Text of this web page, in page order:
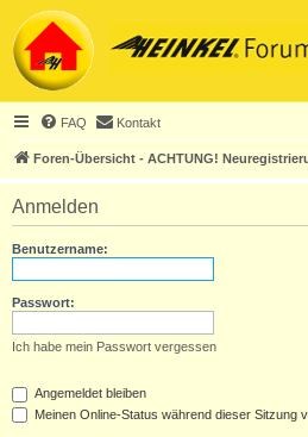
FAQ Kontakt
Foren-Übersicht - ACHTUNG!
Anmelden
Benutzername:
Passwort:
Ich habe mein Passwort vergessen
Angemeldet bleiben
Meinen Online-Status während dieser Sitzung